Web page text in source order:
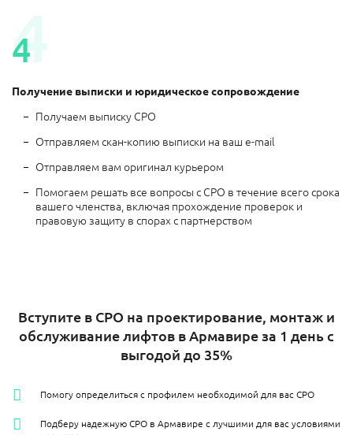
4
4
Получение выписки и юридическое сопровождение
Получаем выписку СРО
Отправляем скан-копию выписки на ваш e-mail
Отправляем вам оригинал курьером
Помогаем решать все вопросы с СРО в течение всего срока
вашего членства, включая прохождение проверок и
правовую защиту в спорах с партнерством
Вступите в СРО на проектирование, монтаж и
обслуживание лифтов в Армавире за 1 день с
выгодой до 35%
Помогу определиться с профилем необходимой для вас СРО
Подберу надежную СРО в Армавире с лучшими для вас условиями